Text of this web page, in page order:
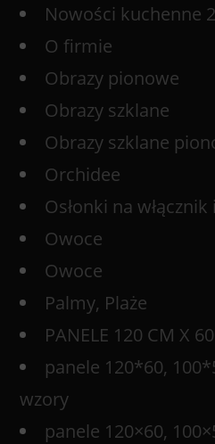
Nowości kuchenne
O firmie
Obrazy pionowe
Obrazy szklane
Obrazy szklane
Orchidee
Osłonki na
Owoce
Owoce
Palmy, Plaże
PANELE 120 CM X
panele 120*60,
wzory
panele 120×60,